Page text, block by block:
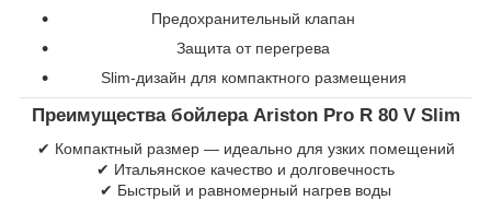
Предохранительный клапан
Защита от перегрева
Slim-дизайн для компактного размещения
Преимущества бойлера Ariston Pro R 80 V Slim
✔ Компактный размер — идеально для узких помещений
✔ Итальянское качество и долговечность
✔ Быстрый и равномерный нагрев воды